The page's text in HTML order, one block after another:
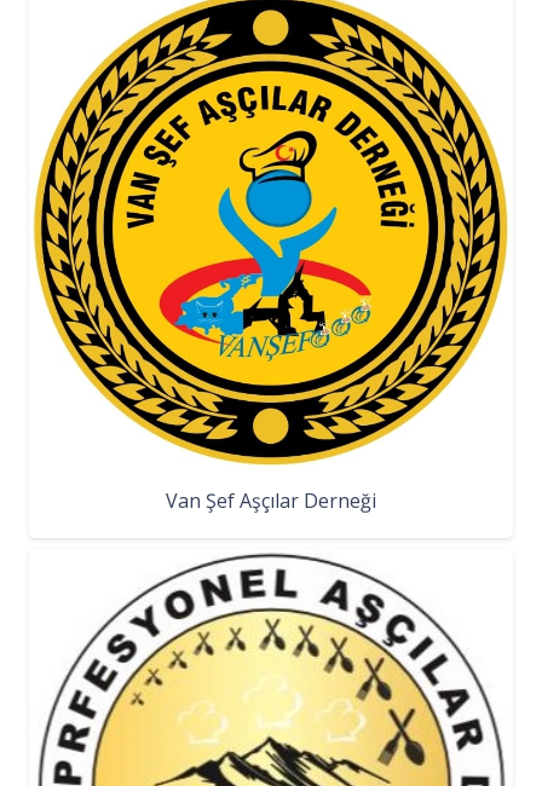
Van Şef Aşçılar Derneği